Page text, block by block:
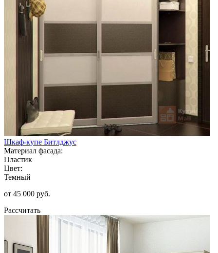
Шкаф-купе Битлджус
Материал фасада:
Пластик
Цвет:
Темный
от 45 000 руб.
Рассчитать